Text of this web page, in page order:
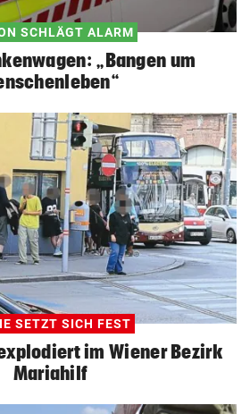
SCHLÄGT ALARM
„Bangen um
SETZT SICH FEST
im Wiener Bezirk
Mariahilf